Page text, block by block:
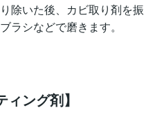
除いた後、カビ取り剤を振
ラシなどで磨きます。
ィング剤】